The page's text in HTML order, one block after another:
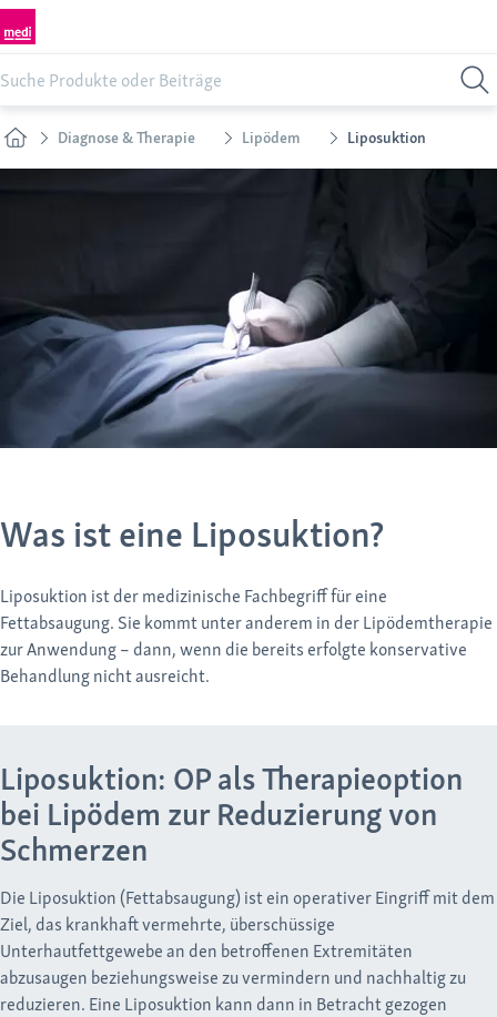
Diagnose & Therapie Lipödem Liposuktion
Was ist eine Liposuktion?
Liposuktion ist der medizinische Fachbegriff für eine
Fettabsaugung. Sie kommt unter anderem in der Lipödemtherapie
zur Anwendung – dann, wenn die bereits erfolgte konservative
Behandlung nicht ausreicht.
Liposuktion: OP als Therapieoption
bei Lipödem zur Reduzierung von
Schmerzen
Die Liposuktion (Fettabsaugung) ist ein operativer Eingriff mit dem
Ziel, das krankhaft vermehrte, überschüssige
Unterhautfettgewebe an den betroffenen Extremitäten
abzusaugen beziehungsweise zu vermindern und nachhaltig zu
reduzieren. Eine Liposuktion kann dann in Betracht gezogen